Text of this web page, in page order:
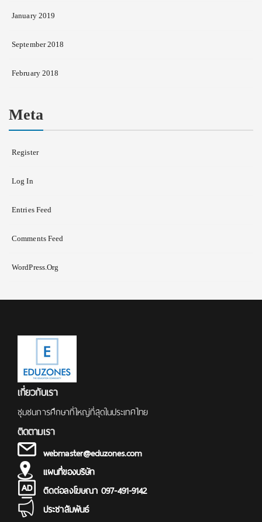
January 2019
September 2018
February 2018
Meta
Register
Log In
Entries Feed
Comments Feed
WordPress.org
เกี่ยวกับเรา
ชุมชนการศึกษาที่ใหญ่ที่สุดในประเทศไทย
ติดตามเรา
webmaster@eduzones.com
แผนที่ของบริษัท
ติดต่อลงโฆษณา 097-491-9142
ประชาสัมพันธ์